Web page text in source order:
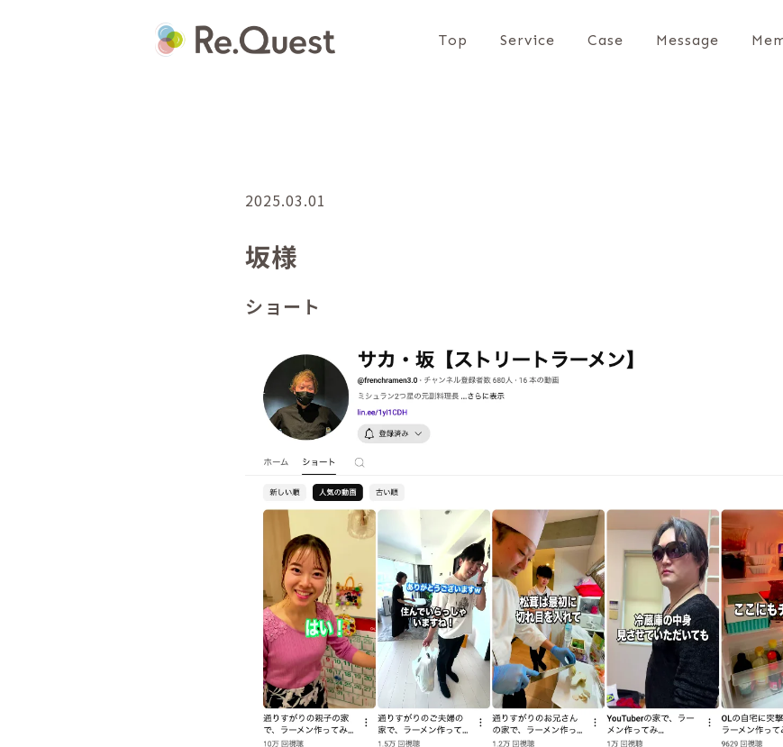
Top Service Case Message
2025.03.01
坂様
ショート